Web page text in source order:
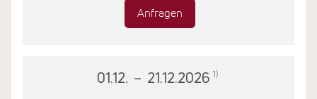
Anfragen
01.12. – 21.12.2026 1)